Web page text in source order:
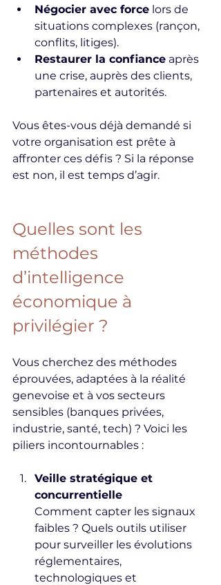
Négocier avec force lors de
situations complexes (rançon,
conflits, litiges).
Restaurer la confiance après
une crise, auprès des clients,
partenaires et autorités.
Vous êtes-vous déjà demandé si
votre organisation est prête à
affronter ces défis ? Si la réponse
est non, il est temps d’agir.
Quelles sont les
méthodes
d’intelligence
économique à
privilégier ?
Vous cherchez des méthodes
éprouvées, adaptées à la réalité
genevoise et à vos secteurs
sensibles (banques privées,
industrie, santé, tech) ? Voici les
piliers incontournables :
Veille stratégique et
concurrentielle
Comment capter les signaux
faibles ? Quels outils utiliser
pour surveiller les évolutions
réglementaires,
technologiques et